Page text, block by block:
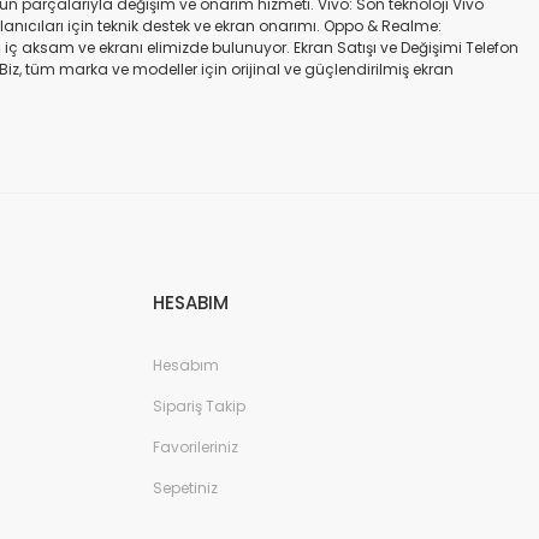
parçalarıyla değişim ve onarım hizmeti. Vivo: Son teknoloji Vivo
için teknik destek ve ekran onarımı. Oppo & Realme:
ve ekranı elimizde bulunuyor. Ekran Satışı ve Değişimi Telefon
Biz, tüm marka ve modeller için orijinal ve güçlendirilmiş ekran
değişimi ve tamiri Batarya değişimi Neden Bizi Tercih Etmelisiniz?
HESABIM
Hesabım
Sipariş Takip
Favorileriniz
Sepetiniz